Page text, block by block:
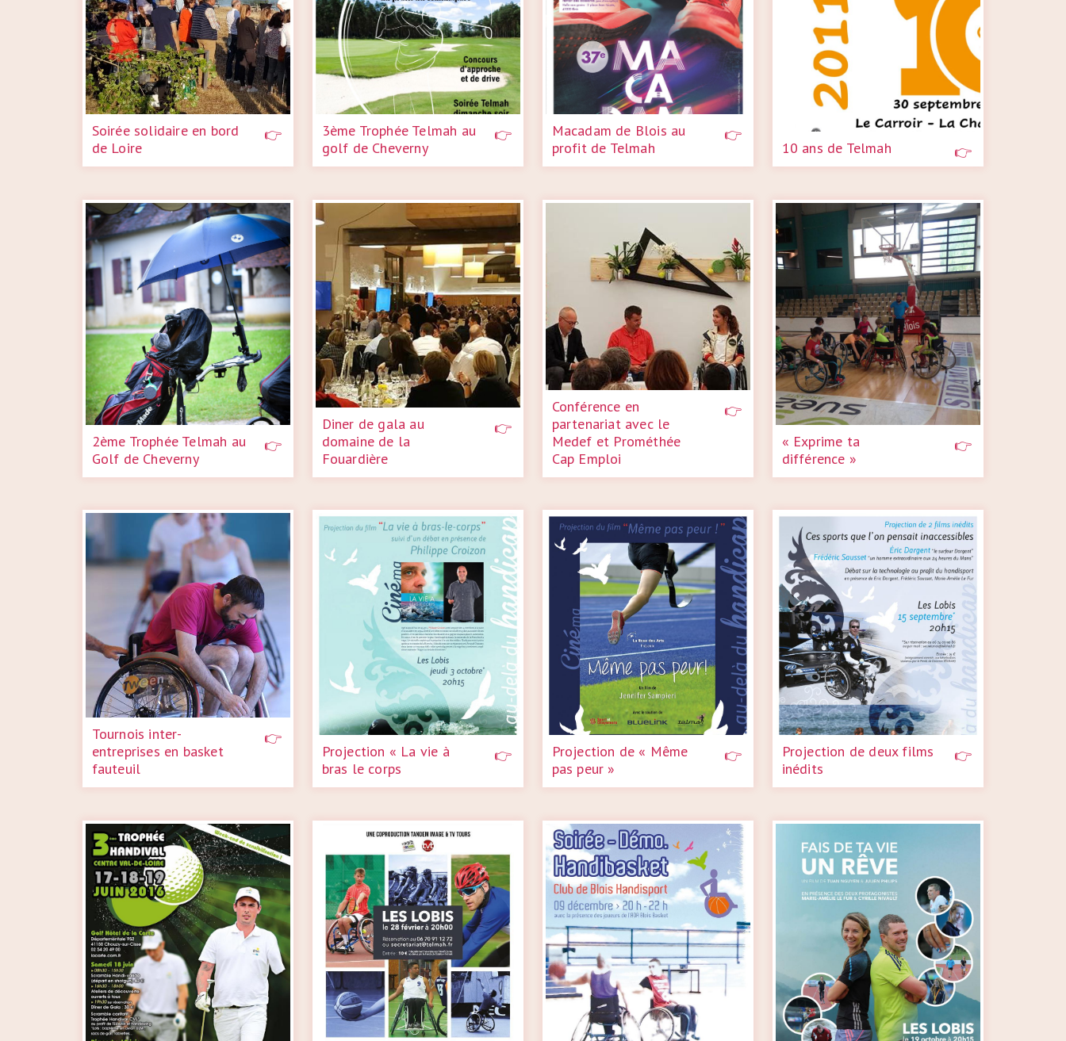
Soirée solidaire en bord
de Loire
3ème Trophée Telmah au
golf de Cheverny
Macadam de Blois au
profit de Telmah
10 ans de Telmah
2ème Trophée Telmah au
Golf de Cheverny
Diner de gala au
domaine de la
Fouardière
Conférence en
partenariat avec le
Medef et Prométhée
Cap Emploi
« Exprime ta
différence »
Tournois inter-
entreprises en basket
fauteuil
Projection « La vie à
bras le corps
Projection de « Même
pas peur »
Projection de deux films
inédits